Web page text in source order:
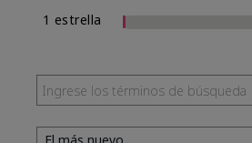
1 estrella